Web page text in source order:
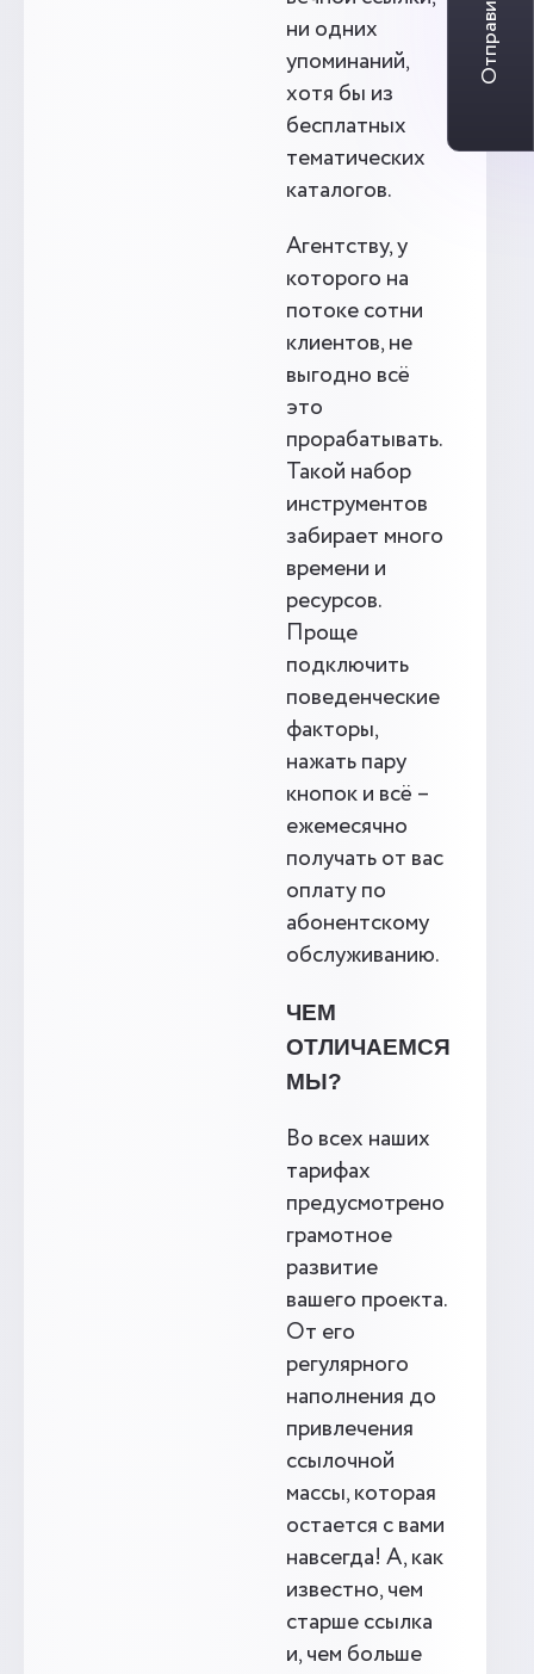
ни одних
упоминаний,
хотя бы из
бесплатных
тематических
каталогов.
Агентству, у
которого на
потоке сотни
клиентов, не
выгодно всё
это
прорабатывать.
Такой набор
инструментов
забирает много
времени и
ресурсов.
Проще
подключить
поведенческие
факторы,
нажать пару
кнопок и всё –
ежемесячно
получать от вас
оплату по
абонентскому
обслуживанию.
ЧЕМ
ОТЛИЧАЕМСЯ
МЫ?
Во всех наших
тарифах
предусмотрено
грамотное
развитие
вашего проекта.
От его
регулярного
наполнения до
привлечения
ссылочной
массы, которая
остается с вами
навсегда! А, как
известно, чем
старше ссылка
и, чем больше